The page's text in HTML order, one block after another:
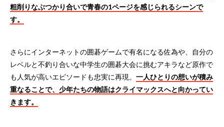
粗削りなぶつかり合いで青春の1ページを感じられるシーンで
す。
さらにインターネットの囲碁ゲームで有名になる佐為や、自分の
レベルと不釣り合いな中学生の囲碁大会に挑むアキラなど原作で
も人気が高いエピソードも忠実に再現。 一人ひとりの想いが積み
重なることで、少年たちの物語はクライマックスへと向かってい
きます。